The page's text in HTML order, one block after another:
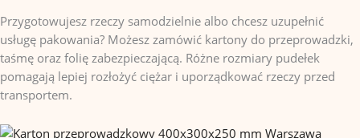
Przygotowujesz rzeczy samodzielnie albo chcesz uzupełnić
usługę pakowania? Możesz zamówić kartony do przeprowadzki,
taśmę oraz folię zabezpieczającą. Różne rozmiary pudełek
pomagają lepiej rozłożyć ciężar i uporządkować rzeczy przed
transportem.